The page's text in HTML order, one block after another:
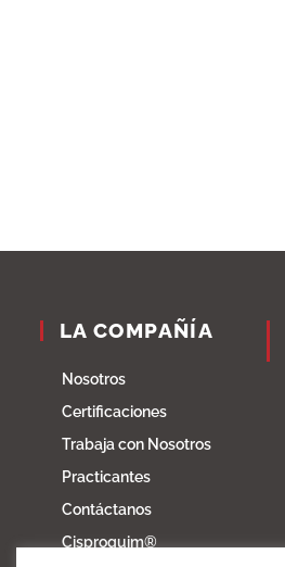
LA COMPAÑÍA
Nosotros
Certificaciones
Trabaja con Nosotros
Practicantes
Contáctanos
Cisproquim®